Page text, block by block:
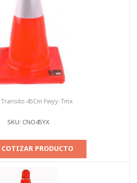
45Cm Fwyy-Tmx
SKU: CNO45YX
COTIZAR PRODUCTO